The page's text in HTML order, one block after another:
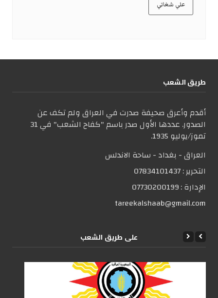
علي شغاتي
طریق الشعب
أقدم وأعرق صحيفة صدرت في العراق ولم تكف عن
الصدور. عددها الأول صدر باسم "كفاح الشعب" في 31
تموز/يوليو 1935.
العراق - بغداد - ساحة الاندلس
التحریر :07834101437
الإدارة :07730200199
tareekalshaab@gmail.com
علی طریق الشعب